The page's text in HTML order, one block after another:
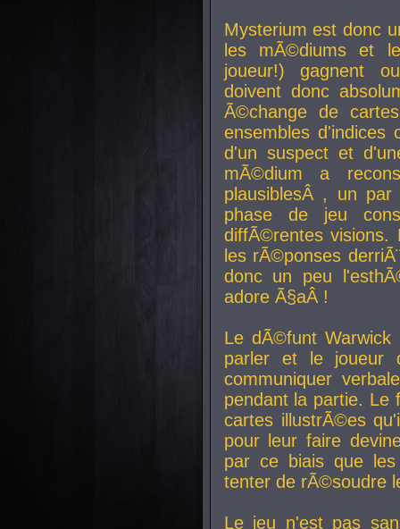
Mysterium est donc
les mÃ©diums et
joueur!) gagnent
doivent donc
Ã©change de
ensembles d'indices
d'un suspect et
mÃ©dium a
plausiblesÂ , un par
phase de jeu
diffÃ©rentes visions.
les rÃ©ponses
donc un peu
adore Ã§aÂ !
Le dÃ©funt Warwick
parler et le joueur
communiquer
pendant la partie. Le
cartes illustrÃ©es
pour leur faire
par ce biais que
tenter de rÃ©soudre
Le jeu n'est pas